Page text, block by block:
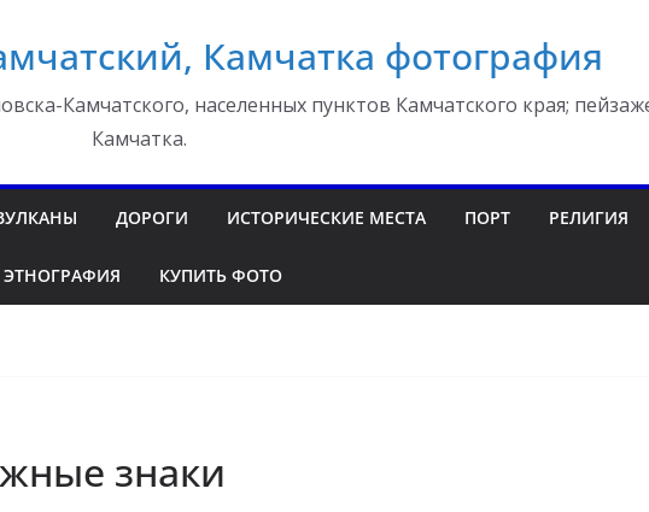
Камчатка фотография
Камчатского, населенных пунктов Камчатского края;
Камчатка.
ДОРОГИ ИСТОРИЧЕСКИЕ МЕСТА ПОРТ РЕЛИГИЯ
ЭТНОГРАФИЯ КУПИТЬ ФОТО
знаки